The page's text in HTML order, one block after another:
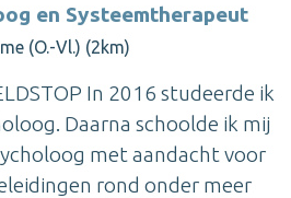
en Systeemtherapeut
(O.-Vl.) (2km)
In 2016 studeerde ik
Daarna schoolde ik mij
met aandacht voor
rond onder meer